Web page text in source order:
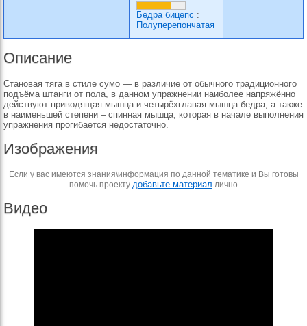
Бедра бицепс :
Полуперепончатая
Описание
Становая тяга в стиле сумо — в различие от обычного традиционного
подъёма штанги от пола, в данном упражнении наиболее напряжённо
действуют приводящая мышца и четырёхглавая мышца бедра, а также
в наименьшей степени – спинная мышца, которая в начале выполнения
упражнения прогибается недостаточно.
Изображения
Если у вас имеются знания\информация по данной тематике и Вы готовы
помочь проекту добавьте материал лично
Видео